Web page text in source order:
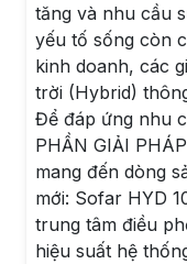
tăng và nhu cầu
yếu tố sống còn
kinh doanh, các
trời (Hybrid)
Để đáp ứng nhu
PHẦN GIẢI
mang đến dòng
mới: Sofar HYD
trung tâm điều
hiệu suất hệ